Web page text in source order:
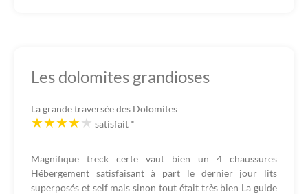
Les dolomites grandioses
La grande traversée des Dolomites
satisfait *
Magnifique treck certe vaut bien un 4 chaussures
Hébergement satisfaisant à part le dernier jour lits
superposés et self mais sinon tout était très bien La guide